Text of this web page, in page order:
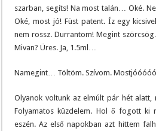
szarban, segíts! Na most talán… Oké.
Oké, most jó! Füst patent. Íz egy
nem rossz. Durrantom! Megint
Mivan? Üres. Ja, 1.5ml…
Namegint… Töltöm. Szívom.
Olyanok voltunk az elmúlt pár hét alatt,
Folyamatos küzdelem. Hol ő fogott ki
eszén. Az első napokban azt hittem